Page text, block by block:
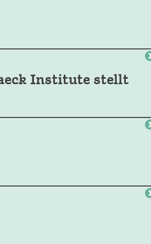
Institute stellt